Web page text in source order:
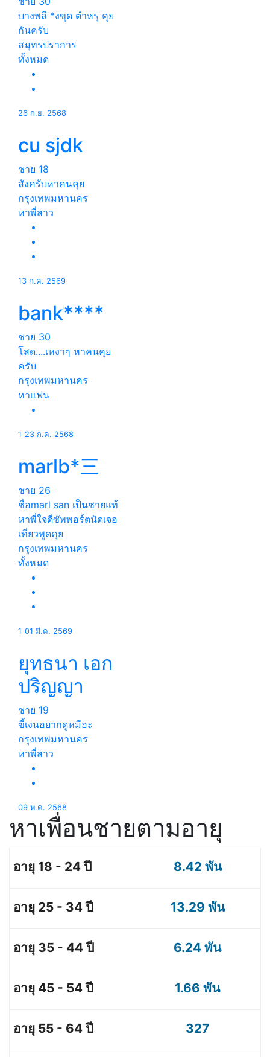
บางพลี *งขุด ตำหรุ คุย
กันครับ
สมุทรปราการ
ทั้งหมด
26 ก.ย. 2568
cu sjdk
ชาย 18
สังครับหาคนคุย
กรุงเทพมหานคร
หาพี่สาว
13 ก.ค. 2569
bank****
ชาย 30
โสด....เหงาๆ หาคนคุย
ครับ
กรุงเทพมหานคร
หาแฟน
1 23 ก.ค. 2568
marlb*三
ชาย 26
ชื่อmarl san เป็นชายแท้
หาพี่ใจดีซัพพอร์ตนัดเจอ
เที่ยวพูดคุย
กรุงเทพมหานคร
ทั้งหมด
1 01 มี.ค. 2569
ยุทธนา เอก
ปริญญา
ชาย 19
ขี้เงนอยากดูหมีอะ
กรุงเทพมหานคร
หาพี่สาว
09 พ.ค. 2568
หาเพื่อนชายตามอายุ
8.42 พัน
13.29 พัน
6.24 พัน
1.66 พัน
327